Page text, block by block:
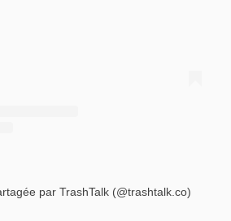
par TrashTalk (@trashtalk.co)